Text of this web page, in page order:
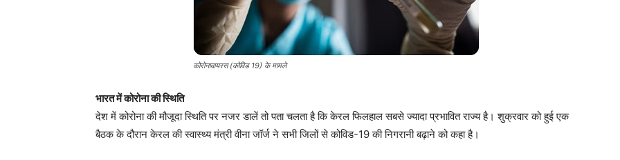
कोरोनावायरस (कोविड 19) के मामले
भारत में कोरोना की स्थिति
देश में कोरोना की मौजूदा स्थिति पर नजर डालें तो पता चलता है कि केरल फिलहाल सबसे ज्यादा प्रभावित राज्य है। शुक्रवार को हुई एक
बैठक के दौरान केरल की स्वास्थ्य मंत्री वीना जॉर्ज ने सभी जिलों से कोविड-19 की निगरानी बढ़ाने को कहा है।